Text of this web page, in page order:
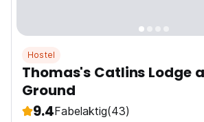
Hostel
Thomas's Catlins Lodge
Ground
9.4Fabelaktig(43)